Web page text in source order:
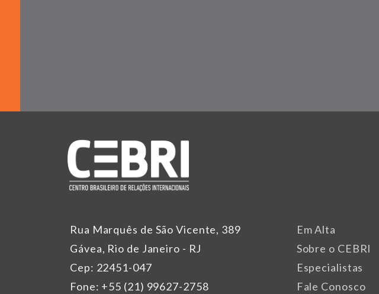
Rua Marquês de São Vicente, 389
Gávea, Rio de Janeiro - RJ
Cep: 22451-047
Fone: +55 (21) 99627-2758
Em Alta
Sobre o CEBRI
Especialistas
Fale Conosco